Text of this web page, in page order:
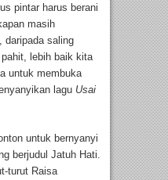
pintar harus berani
masih
daripada saling
lebih baik kita
untuk membuka
lagu Usai
untuk bernyanyi
berjudul Jatuh Hati.
turut Raisa